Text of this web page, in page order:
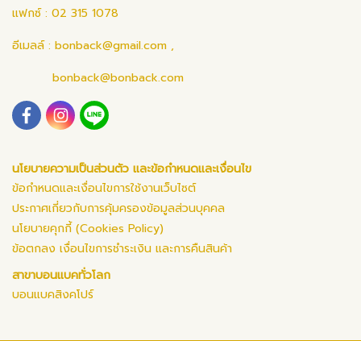
แฟกซ์ : 02 315 1078
อีเมลล์ : bonback@gmail.com ,
bonback@bonback.com
นโยบายความเป็นส่วนตัว และข้อกำหนดและเงื่อนไข
ข้อกำหนดและเงื่อนไขการใช้งานเว็บไซต์
ประกาศเกี่ยวกับการคุ้มครองข้อมูลส่วนบุคคล
นโยบายคุกกี้ (Cookies Policy)
ข้อตกลง เงื่อนไขการชำระเงิน และการคืนสินค้า
สาขาบอนแบคทั่วโลก
บอนแบคสิงคโปร์